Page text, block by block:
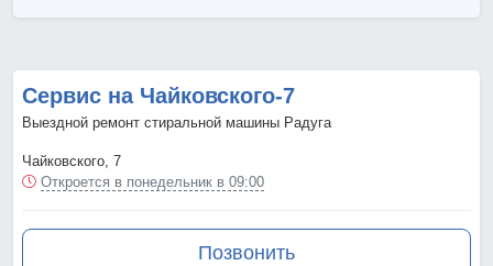
Сервис на Чайковского-7
Выездной ремонт стиральной машины Радуга
Чайковского, 7
Откроется в понедельник в 09:00
Позвонить